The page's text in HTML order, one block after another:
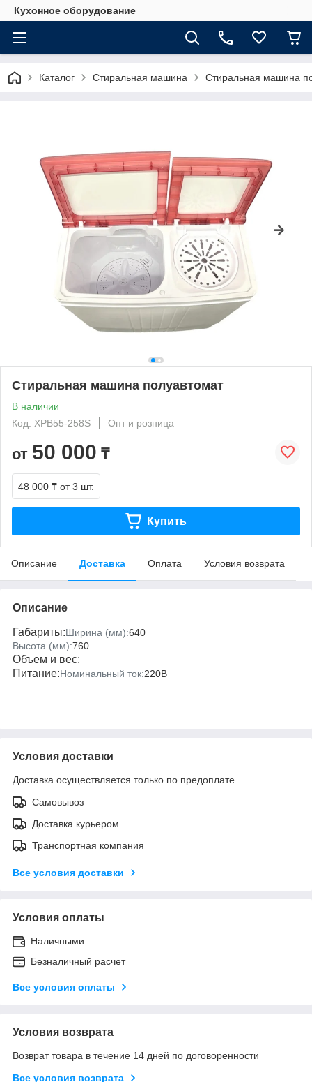
Кухонное оборудование
Каталог Стиральная машина Стиральная машина
Стиральная машина полуавтомат
В наличии
Код: XPB55-258S
Опт и розница
от 50 000 ₸
48 000 ₸ от 3 шт.
Купить
Описание Доставка Оплата Условия возврата
Описание
Габариты:Ширина (мм):640
Высота (мм):760
Объем и вес:
Питание:Номинальный ток:220В
Условия доставки
Доставка осуществляется только по предоплате.
Самовывоз
Доставка курьером
Транспортная компания
Все условия доставки
Условия оплаты
Наличными
Безналичный расчет
Все условия оплаты
Условия возврата
Возврат товара в течение 14 дней по договоренности
Все условия возврата